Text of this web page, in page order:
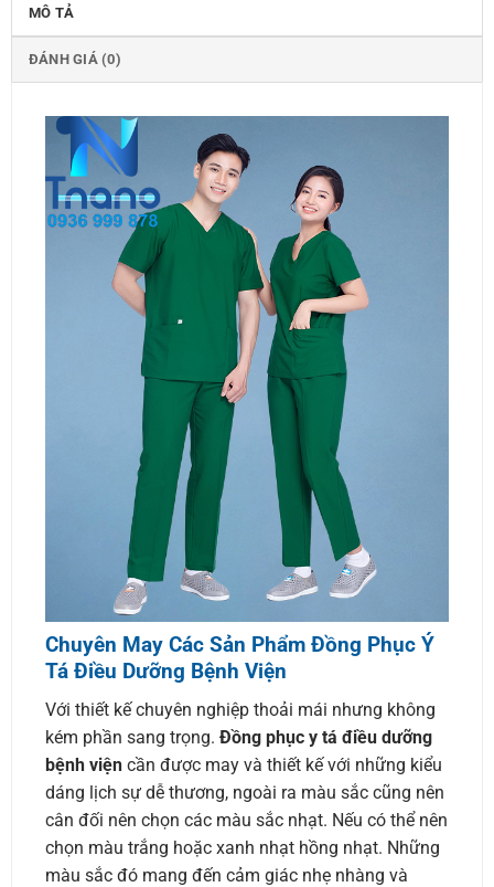
MÔ TẢ
ĐÁNH GIÁ (0)
Chuyên May Các Sản Phẩm Đồng Phục Ý
Tá Điều Dưỡng Bệnh Viện
Với thiết kế chuyên nghiệp thoải mái nhưng không
kém phần sang trọng. Đồng phục y tá điều dưỡng
bệnh việncần được may và thiết kế với những kiểu
dáng lịch sự dễ thương, ngoài ra màu sắc cũng nên
cân đối nên chọn các màu sắc nhạt. Nếu có thể nên
chọn màu trắng hoặc xanh nhạt hồng nhạt. Những
màu sắc đó mang đến cảm giác nhẹ nhàng và